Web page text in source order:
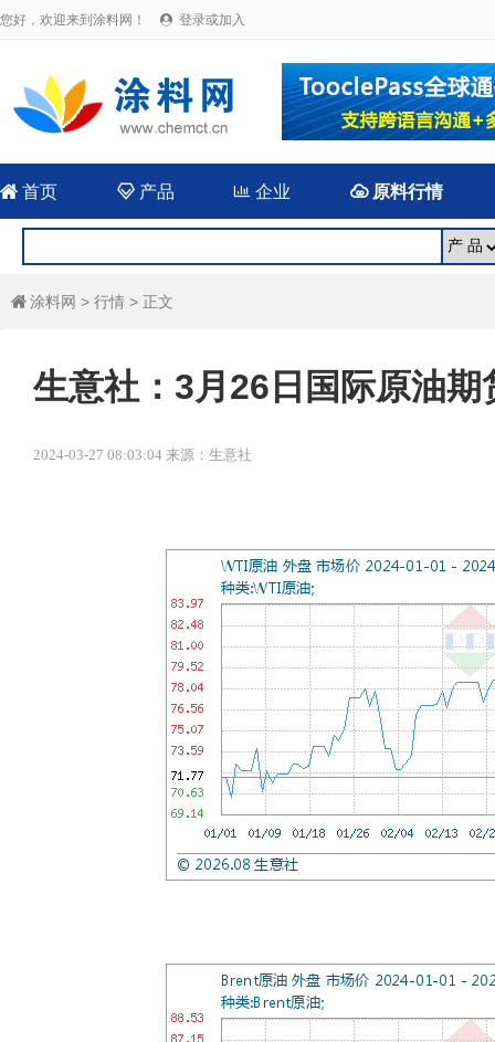
您好，欢迎来到涂料网！  登录或加入
 首页 产品  企业 原料行情
 涂料网 > 行情 > 正文
生意社：3月26日国际原油期
2024-03-27 08:03:04 来源：生意社